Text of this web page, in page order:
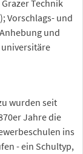
Technik
Vorschlags- und
und
wurden seit
Jahre die
ins
- ein Schultyp,